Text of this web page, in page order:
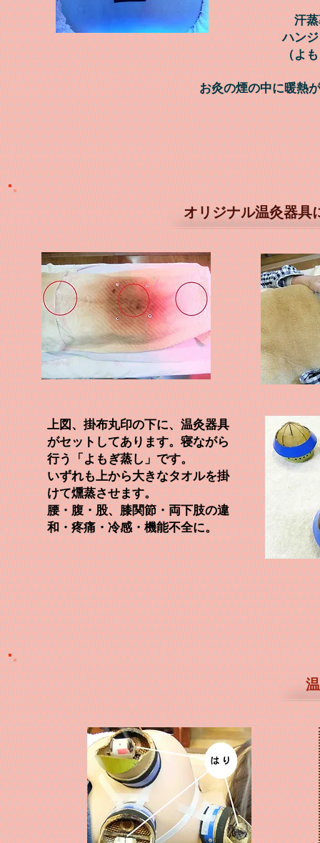
汗
ハン
（よ
お灸の煙の中に暖熱
オリジナル温灸器具
​上図、掛布丸印の下に、温灸器具
がセッ トしてあります。寝ながら
行う 「よもぎ蒸し」です。
いずれも上から大きなタオルを掛
けて​燻蒸させます。
腰・腹・股、膝関節・ 両下肢の違
和・ 疼痛 ・ 冷感・機能不全に。
温